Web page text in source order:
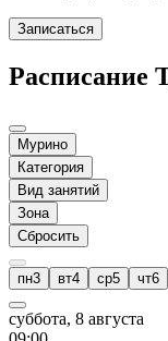
Записаться
Расписание
Мурино
Категория
Вид занятий
Зона
Сбросить
пн3 вт4 ср5 чт6
суббота, 8 августа